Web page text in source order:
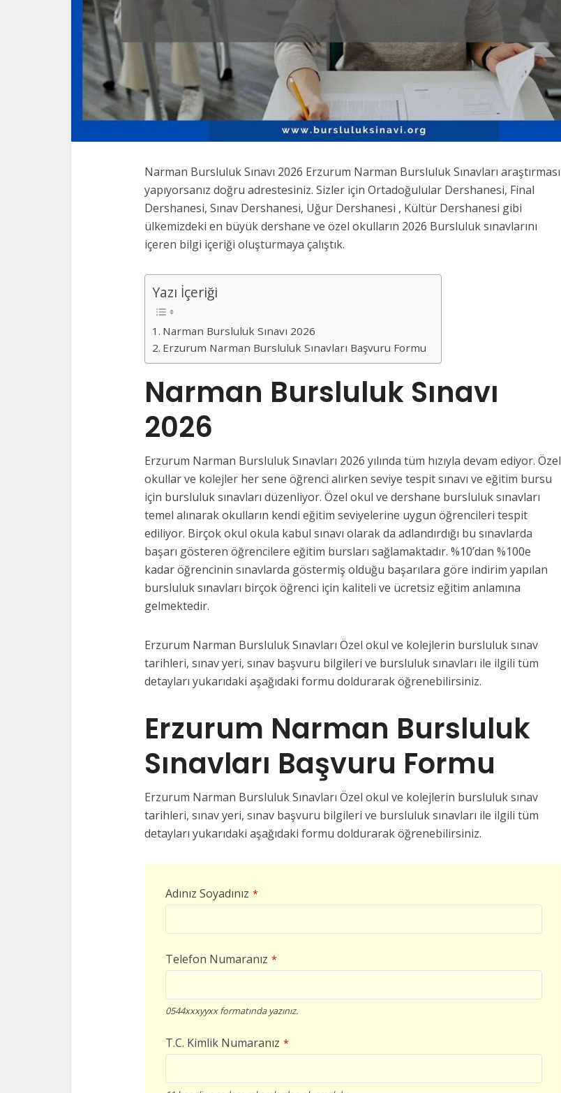
Narman Bursluluk Sınavı 2026 Erzurum Narman Bursluluk Sınavları araştırması
yapıyorsanız doğru adrestesiniz. Sizler için Ortadoğulular Dershanesi, Final
Dershanesi, Sınav Dershanesi, Uğur Dershanesi , Kültür Dershanesi gibi
ülkemizdeki en büyük dershane ve özel okulların 2026 Bursluluk sınavlarını
içeren bilgi içeriği oluşturmaya çalıştık.
Yazı İçeriği
Narman Bursluluk Sınavı 2026
Erzurum Narman Bursluluk Sınavları Başvuru Formu
Narman Bursluluk Sınavı
2026
Erzurum Narman Bursluluk Sınavları 2026 yılında tüm hızıyla devam ediyor. Özel
okullar ve kolejler her sene öğrenci alırken seviye tespit sınavı ve eğitim bursu
için bursluluk sınavları düzenliyor. Özel okul ve dershane bursluluk sınavları
temel alınarak okulların kendi eğitim seviyelerine uygun öğrencileri tespit
ediliyor. Birçok okul okula kabul sınavı olarak da adlandırdığı bu sınavlarda
başarı gösteren öğrencilere eğitim bursları sağlamaktadır. %10’dan %100e
kadar öğrencinin sınavlarda göstermiş olduğu başarılara göre indirim yapılan
bursluluk sınavları birçok öğrenci için kaliteli ve ücretsiz eğitim anlamına
gelmektedir.
Erzurum Narman Bursluluk Sınavları Özel okul ve kolejlerin bursluluk sınav
tarihleri, sınav yeri, sınav başvuru bilgileri ve bursluluk sınavları ile ilgili tüm
detayları yukarıdaki aşağıdaki formu doldurarak öğrenebilirsiniz.
Erzurum Narman Bursluluk
Sınavları Başvuru Formu
Erzurum Narman Bursluluk Sınavları Özel okul ve kolejlerin bursluluk sınav
tarihleri, sınav yeri, sınav başvuru bilgileri ve bursluluk sınavları ile ilgili tüm
detayları yukarıdaki aşağıdaki formu doldurarak öğrenebilirsiniz.
Adınız Soyadınız *
Telefon Numaranız *
0544xxxyyxx formatında yazınız.
T.C. Kimlik Numaranız *